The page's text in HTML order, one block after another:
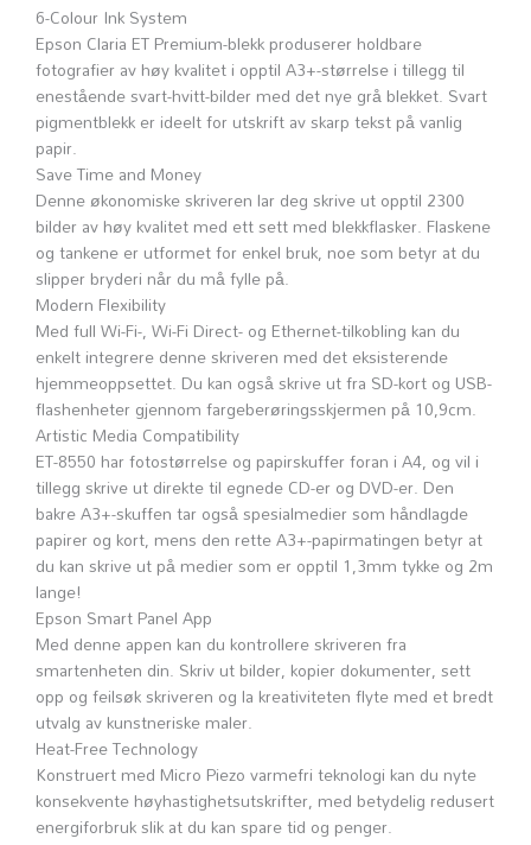
refillable
A3
16ppm
Print
USB
LAN
Wi-
Fi
Black
C11CJ21401
antall
6-Colour Ink System
Epson Claria ET Premium-blekk produserer holdbare
fotografier av høy kvalitet i opptil A3+-størrelse i tillegg til
enestående svart-hvitt-bilder med det nye grå blekket. Svart
pigmentblekk er ideelt for utskrift av skarp tekst på vanlig
papir.
Save Time and Money
Denne økonomiske skriveren lar deg skrive ut opptil 2300
bilder av høy kvalitet med ett sett med blekkflasker. Flaskene
og tankene er utformet for enkel bruk, noe som betyr at du
slipper bryderi når du må fylle på.
Modern Flexibility
Med full Wi-Fi-, Wi-Fi Direct- og Ethernet-tilkobling kan du
enkelt integrere denne skriveren med det eksisterende
hjemmeoppsettet. Du kan også skrive ut fra SD-kort og USB-
flashenheter gjennom fargeberøringsskjermen på 10,9cm.
Artistic Media Compatibility
ET-8550 har fotostørrelse og papirskuffer foran i A4, og vil i
tillegg skrive ut direkte til egnede CD-er og DVD-er. Den
bakre A3+-skuffen tar også spesialmedier som håndlagde
papirer og kort, mens den rette A3+-papirmatingen betyr at
du kan skrive ut på medier som er opptil 1,3mm tykke og 2m
lange!
Epson Smart Panel App
Med denne appen kan du kontrollere skriveren fra
smartenheten din. Skriv ut bilder, kopier dokumenter, sett
opp og feilsøk skriveren og la kreativiteten flyte med et bredt
utvalg av kunstneriske maler.
Heat-Free Technology
Konstruert med Micro Piezo varmefri teknologi kan du nyte
konsekvente høyhastighetsutskrifter, med betydelig redusert
energiforbruk slik at du kan spare tid og penger.